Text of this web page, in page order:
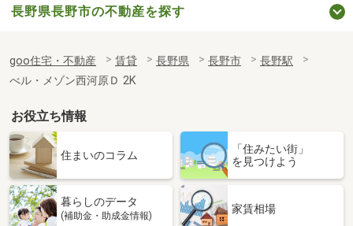
長野県長野市の不動産を探す
goo住宅・不動産 賃貸 長野県 長野市
長野駅
べル・メゾン西河原Ｄ 2K
お役立ち情報
住まいのコラム
「住みたい街」
を見つけよう
暮らしのデータ
(補助金・助成金情報)
家賃相場